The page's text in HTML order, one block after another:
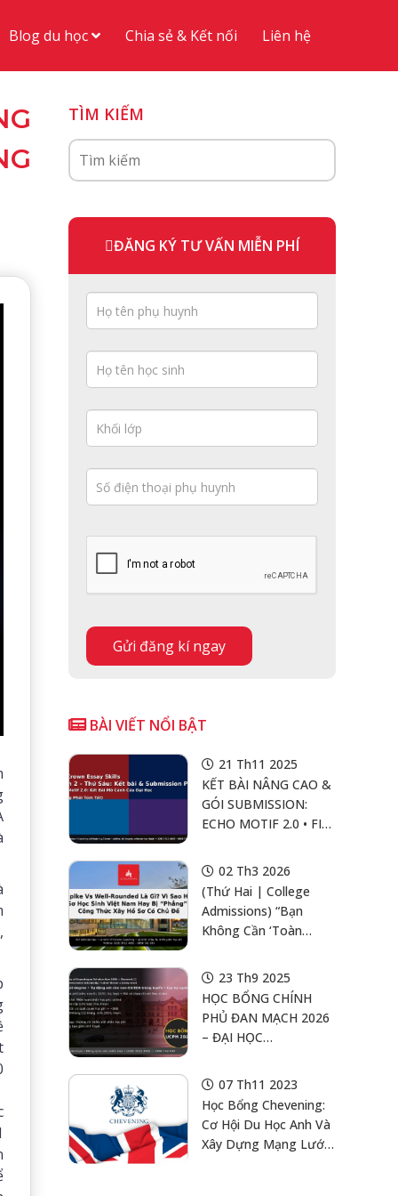
Blog du học Chia sẻ & Kết nối Liên hệ
TÌM KIẾM
ĐĂNG KÝ TƯ VẤN MIỄN PHÍ
BÀI VIẾT NỔI BẬT
21 Th11 2025
KẾT BÀI NÂNG CAO &
GÓI SUBMISSION:
ECHO MOTIF 2.0 • FIT
TRA LIÊM CHÍNH
02 Th3 2026
(Thứ Hai | College
Admissions) “Bạn
Không Cần ‘Toàn
Trọng Tâm’”: Spike Vs
Well-Rounded Là Gì, Vì
Sao Hồ Sơ Học Sinh
Việt Nam Hay Bị
“Phẳng” — Và Công
Chủ Đề (Theme) Để
Tăng Cơ Hội Học Bổng
23 Th9 2025
HỌC BỔNG CHÍNH
PHỦ ĐAN MẠCH 2026
– ĐẠI HỌC
SCHOLARSHIPS 2026
(MSc)
07 Th11 2023
Học Bổng Chevening:
Cơ Hội Du Học Anh Và
Xây Dựng Mạng Lưới